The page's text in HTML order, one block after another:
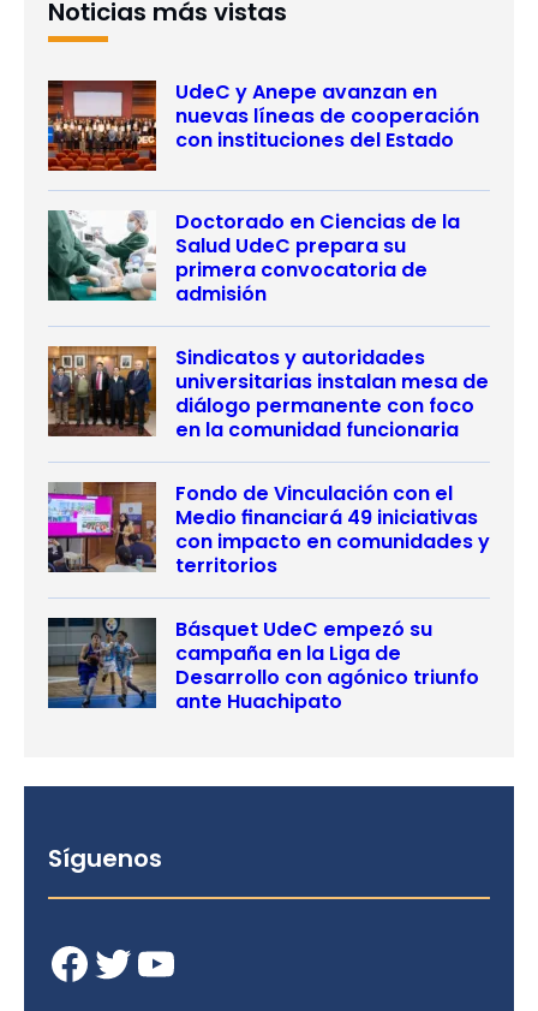
Noticias más vistas
UdeC y Anepe avanzan en
nuevas líneas de cooperación
con instituciones del Estado
Doctorado en Ciencias de la
Salud UdeC prepara su
primera convocatoria de
admisión
Sindicatos y autoridades
universitarias instalan mesa de
diálogo permanente con foco
en la comunidad funcionaria
Fondo de Vinculación con el
Medio financiará 49 iniciativas
con impacto en comunidades y
territorios
Básquet UdeC empezó su
campaña en la Liga de
Desarrollo con agónico triunfo
ante Huachipato
Síguenos
Facebook Twitter YouTube